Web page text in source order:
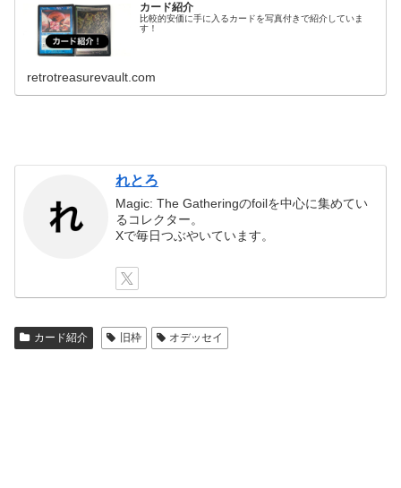
カード紹介
比較的安価に手に入るカードを写真付きで紹介していま
す！
retrotreasurevault.com
れとろ
Magic: The Gatheringのfoilを中心に集めてい
るコレクター。
Xで毎日つぶやいています。
カード紹介 旧枠 オデッセイ